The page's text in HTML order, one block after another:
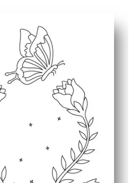
ikäryhmän rohkeilla ääriviivoilla
taitoja, värintunnistusta ja
- varhaiset viimeistelyt,